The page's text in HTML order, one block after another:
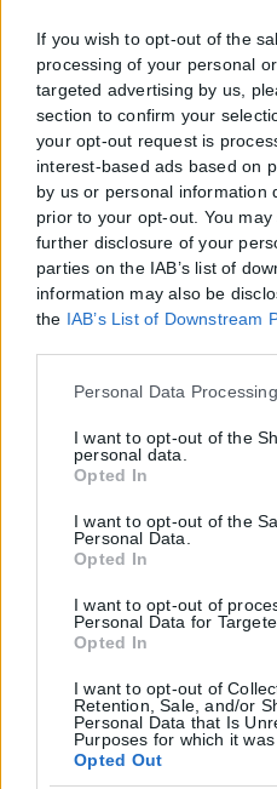
If you wish to opt-out of the
processing of your personal
targeted advertising by us,
section to confirm your
your opt-out request is
interest-based ads based on
by us or personal information
prior to your opt-out. You
further disclosure of your
parties on the IAB’s list of
information may also be
the IAB’s List of Downstream
Please note that this website/
but not limited to your visit or
click to grant or deny consent
tags to use your data for
Google consent section.
Personal Data
I want to opt-out of the
personal data.
Opted In
I want to opt-out of the
Personal Data.
Opted In
I want to opt-out of
Personal Data for
Opted In
I want to opt-out of
Retention, Sale, and/or
Personal Data that Is
Purposes for which it was
Opted Out